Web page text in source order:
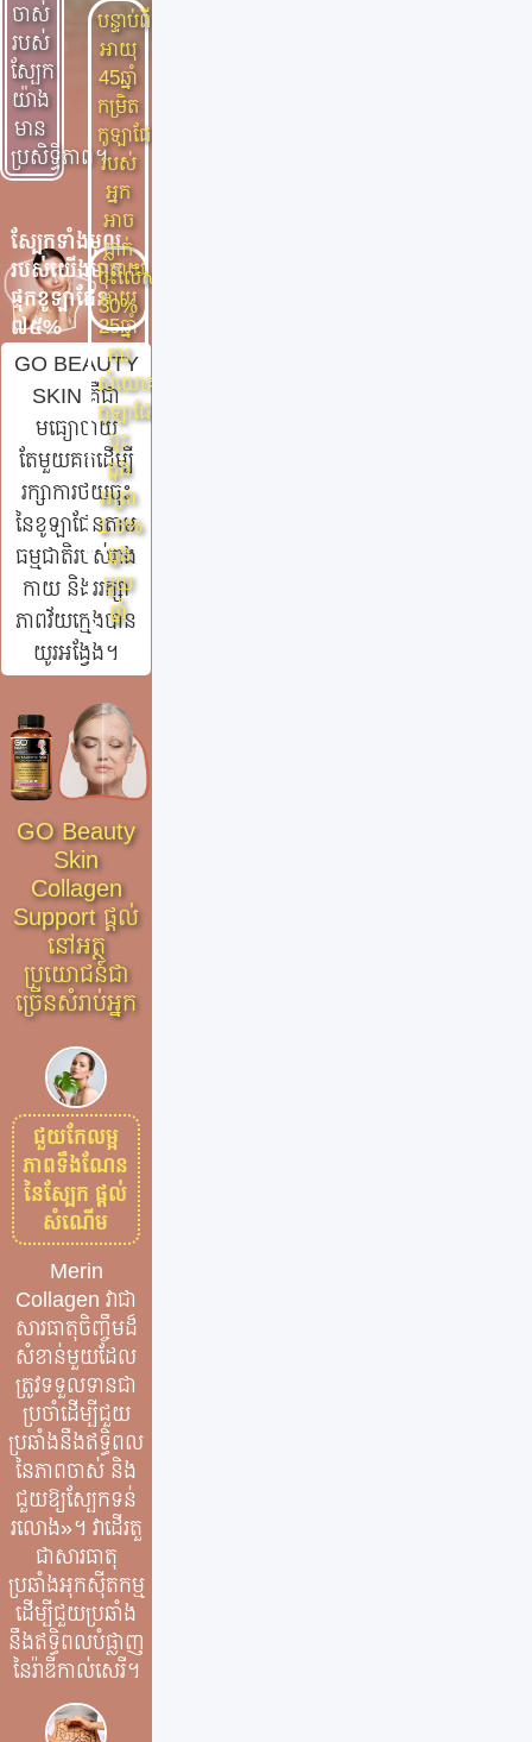
ចាស់
របស់
ស្បែក
យ៉ាង
មាន
ប្រសិទ្ធិភាព។
ស្បែកទាំងមូល
របស់យើងមាន
ផ្ទុកខូឡាជែន
៧៥%
ក្រោយ
អាយុ
25ឆ្នាំ
ការ
សំយោគ
កូឡាជែនថយ
ចុះ
ក្នុង
អត្រា
1.5%
ក្នុង
មួយ
ឆ្នាំ
បន្ទាប់ពី
អាយុ
45ឆ្នាំ
កម្រិត
កូឡាជែន
របស់
អ្នក
អាច
ធ្លាក់
ចុះលើសពី
30%
GO BEAUTY
SKIN គឺជា
មធ្យោបាយ
តែមួយគត់ដើម្បី
រក្សាការថយចុះ
នៃខូឡាជែនតាម
ធម្មជាតិរបស់រាង
កាយ និងររក្សា
ភាពវ័យក្មេងបាន
យូរអង្វែង។
GO Beauty
Skin
Collagen
Support ផ្តល់
នៅអត្ថ
ប្រយោជន៍ជា
ច្រើនសំរាប់អ្នក
ជួយកែលម្អ
ភាពទឹងណែន
នៃស្បែក ផ្តល់
សំណើម
Merin
Collagen វា​ជា​
សារធាតុចិញ្ចឹម​ដ៏​
សំខាន់​មួយ​ដែល​
ត្រូវ​ទទួលទាន​ជា​
ប្រចាំ​ដើម្បី​ជួយ​
ប្រឆាំង​នឹង​ឥទ្ធិពល​
នៃ​ភាព​ចាស់ និង​
ជួយ​ឱ្យ​ស្បែក​ទន់​
រលោង​»​។ វាដើរតួ
ជាសារធាតុ
ប្រឆាំងអុកស៊ីតកម្ម
ដើម្បីជួយប្រឆាំង
នឹងឥទ្ធិពលបំផ្លាញ
នៃរ៉ាឌីកាល់សេរី។